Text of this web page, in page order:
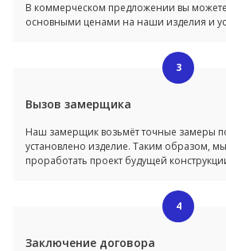
В коммерческом предложении вы
основными ценами на наши изделия и
Вызов замерщика
Наш замерщик возьмёт точные замеры
установлено изделие. Таким образом,
проработать проект будущей
3
Заключение договора
4